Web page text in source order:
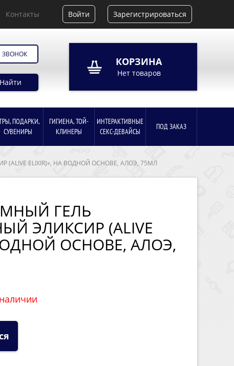
Контакты Войти Зарегистрироваться
ЗВОНОК
Найти
КОРЗИНА
Нет товаров
ПОДАРКИ,
СУВЕНИРЫ
ГИГИЕНА, ТОЙ-
КЛИНЕРЫ
ИНТЕРАКТИВНЫЕ
СЕКС-ДЕВАЙСЫ
ПОД ЗАКАЗ
ELIXIR)», НА ВОДНОЙ ОСНОВЕ, АЛОЭ, 75МЛ
ГЕЛЬ
ЭЛИКСИР (ALIVE
ОСНОВЕ, АЛОЭ,